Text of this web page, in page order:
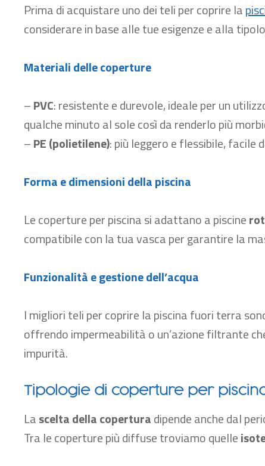
Prima diacquistareuno dei teli per coprire la
considerarein base alle tue esigenze e alla
Materiali delle coperture
–PVC:resistente e durevole, ideale per un
qualche minuto al sole così da renderlo più
–PE (polietilene):più leggero e flessibile, facile
Forma e dimensioni della piscina
Le copertureper piscinasi adattano a piscine
compatibile con la tua vasca per garantire la
Funzionalità e gestione dell’acqua
Imigliori teliper coprire la piscina fuori terra
offrendo impermeabilità o un’azione filtrante
impurità.
Tipologie di coperture per
Lascelta della coperturadipende anchedal
Tra le coperture più diffuse troviamo quelle